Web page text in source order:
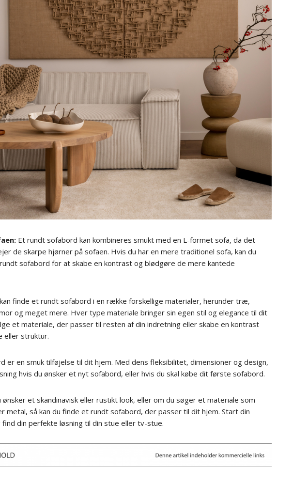
Et rundt sofabord kan kombineres smukt med en L-formet sofa, da det
de skarpe hjørner på sofaen. Hvis du har en mere traditionel sofa, kan du
sofabord for at skabe en kontrast og blødgøre de mere kantede
finde et rundt sofabord i en række forskellige materialer, herunder træ,
og meget mere. Hver type materiale bringer sin egen stil og elegance til dit
et materiale, der passer til resten af din indretning eller skabe en kontrast
eller struktur.
er en smuk tilføjelse til dit hjem. Med dens fleksibilitet, dimensioner og design,
hvis du ønsker et nyt sofabord, eller hvis du skal købe dit første sofabord.
ønsker et skandinavisk eller rustikt look, eller om du søger et materiale som
metal, så kan du finde et rundt sofabord, der passer til dit hjem. Start din
find din perfekte løsning til din stue eller tv-stue.